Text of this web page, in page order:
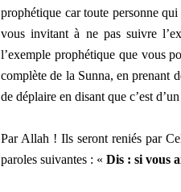
prophétique car toute personne
vous invitant à ne pas suivre
l’exemple prophétique que vous
complète de la Sunna, en prenant
de déplaire en disant que c’est
Par Allah ! Ils seront reniés par
paroles suivantes : « Dis : si vous